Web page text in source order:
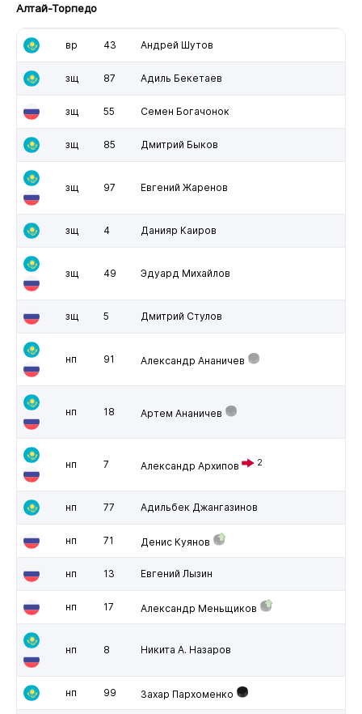
Алтай-Торпедо
вр 43 Андрей Шутов
зщ 87 Адиль Бекетаев
зщ 55 Семен Богачонок
зщ 85 Дмитрий Быков
зщ 97 Евгений Жаренов
зщ 4 Данияр Каиров
зщ 49 Эдуард Михайлов
зщ 5 Дмитрий Стулов
нп 91 Александр Ананичев
нп 18 Артем Ананичев
нп 7 Александр Архипов 2
нп 77 Адильбек Джангазинов
нп 71 Денис Куянов
нп 13 Евгений Лызин
нп 17 Александр Меньщиков
нп 8 Никита А. Назаров
нп 99 Захар Пархоменко